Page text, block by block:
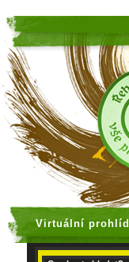
Virtuální